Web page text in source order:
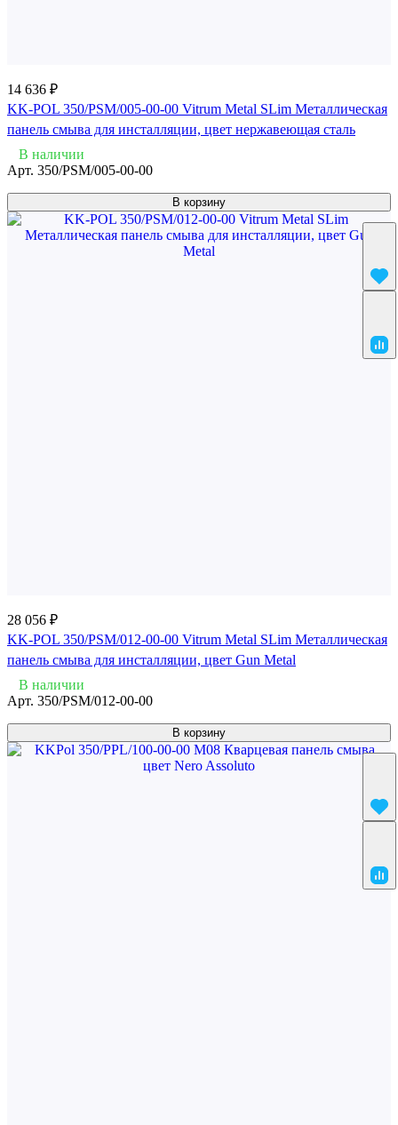
14 636 ₽
KK-POL 350/PSM/005-00-00 Vitrum Metal SLim Металлическая
панель смыва для инсталляции, цвет нержавеющая сталь
В наличии
Арт. 350/PSM/005-00-00
В корзину
28 056 ₽
KK-POL 350/PSM/012-00-00 Vitrum Metal SLim Металлическая
панель смыва для инсталляции, цвет Gun Metal
В наличии
Арт. 350/PSM/012-00-00
В корзину